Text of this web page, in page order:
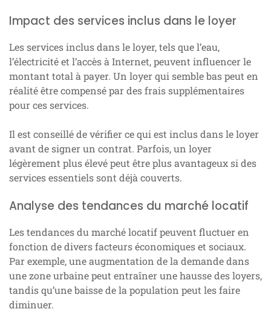
Impact des services inclus dans le loyer
Les services inclus dans le loyer, tels que l’eau,
l’électricité et l’accès à Internet, peuvent influencer le
montant total à payer. Un loyer qui semble bas peut en
réalité être compensé par des frais supplémentaires
pour ces services.
Il est conseillé de vérifier ce qui est inclus dans le loyer
avant de signer un contrat. Parfois, un loyer
légèrement plus élevé peut être plus avantageux si des
services essentiels sont déjà couverts.
Analyse des tendances du marché locatif
Les tendances du marché locatif peuvent fluctuer en
fonction de divers facteurs économiques et sociaux.
Par exemple, une augmentation de la demande dans
une zone urbaine peut entraîner une hausse des loyers,
tandis qu’une baisse de la population peut les faire
diminuer.